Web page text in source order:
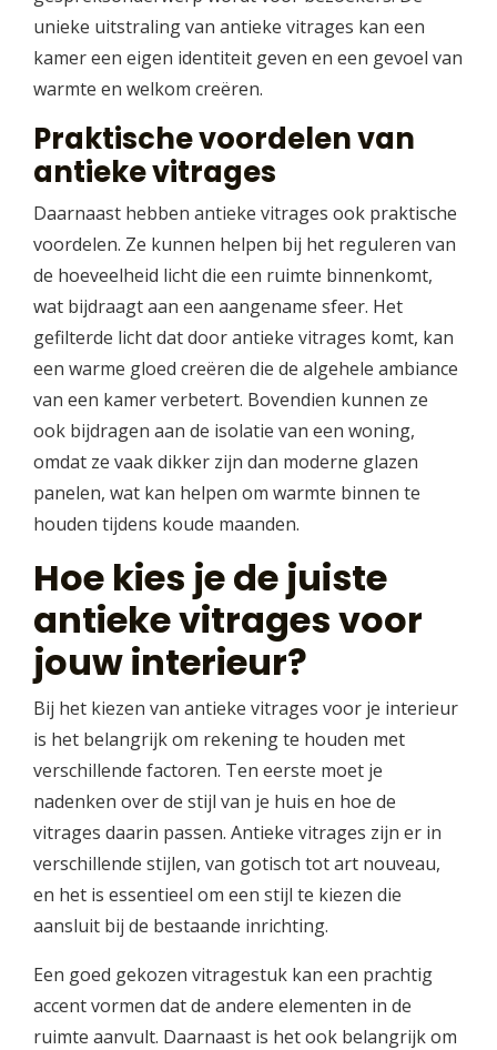
unieke uitstraling van antieke vitrages kan een
kamer een eigen identiteit geven en een gevoel van
warmte en welkom creëren.
Praktische voordelen van
antieke vitrages
Daarnaast hebben antieke vitrages ook praktische
voordelen. Ze kunnen helpen bij het reguleren van
de hoeveelheid licht die een ruimte binnenkomt,
wat bijdraagt aan een aangename sfeer. Het
gefilterde licht dat door antieke vitrages komt, kan
een warme gloed creëren die de algehele ambiance
van een kamer verbetert. Bovendien kunnen ze
ook bijdragen aan de isolatie van een woning,
omdat ze vaak dikker zijn dan moderne glazen
panelen, wat kan helpen om warmte binnen te
houden tijdens koude maanden.
Hoe kies je de juiste
antieke vitrages voor
jouw interieur?
Bij het kiezen van antieke vitrages voor je interieur
is het belangrijk om rekening te houden met
verschillende factoren. Ten eerste moet je
nadenken over de stijl van je huis en hoe de
vitrages daarin passen. Antieke vitrages zijn er in
verschillende stijlen, van gotisch tot art nouveau,
en het is essentieel om een stijl te kiezen die
aansluit bij de bestaande inrichting.
Een goed gekozen vitragestuk kan een prachtig
accent vormen dat de andere elementen in de
ruimte aanvult. Daarnaast is het ook belangrijk om